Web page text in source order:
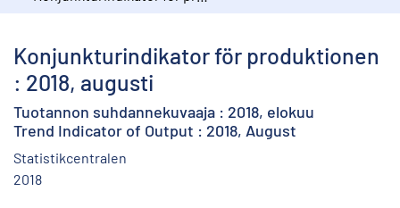
Konjunkturindikator för produktionen
: 2018, augusti
Tuotannon suhdannekuvaaja : 2018, elokuu
Trend Indicator of Output : 2018, August
Statistikcentralen
2018